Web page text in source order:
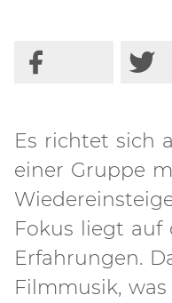
Es richtet sich
einer Gruppe
Fokus liegt auf
Erfahrungen.
Filmmusik,